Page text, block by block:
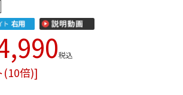
税込
(10倍)]